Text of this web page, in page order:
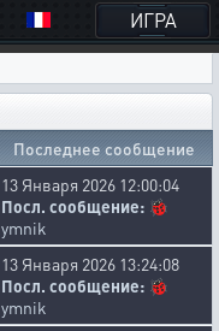
ИГРА
Последнее сообщение
13 Января 2026 12:00:04
Посл. сообщение: 🐞
ymnik
13 Января 2026 13:24:08
Посл. сообщение: 🐞
ymnik